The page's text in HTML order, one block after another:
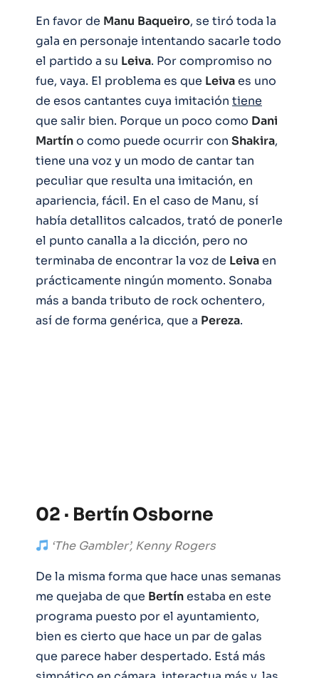
En favor de Manu Baqueiro, se tiró toda la
gala en personaje intentando sacarle todo
el partido a su Leiva. Por compromiso no
fue, vaya. El problema es que Leivaes uno
de esos cantantes cuya imitación tiene
que salir bien. Porque un poco como Dani
Martíno como puede ocurrir con Shakira,
tiene una voz y un modo de cantar tan
peculiar que resulta una imitación, en
apariencia, fácil. En el caso de Manu, sí
había detallitos calcados, trató de ponerle
el punto canalla a la dicción, pero no
terminaba de encontrar la voz de Leivaen
prácticamente ningún momento. Sonaba
más a banda tributo de rock ochentero,
así de forma genérica, que a Pereza.
02 · Bertín Osborne
‘The Gambler’, Kenny Rogers
De la misma forma que hace unas semanas
me quejaba de que Bertínestaba en este
programa puesto por el ayuntamiento,
bien es cierto que hace un par de galas
que parece haber despertado. Está más